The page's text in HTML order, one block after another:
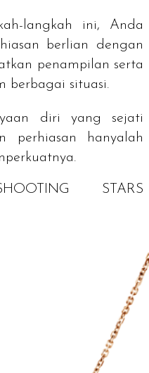
langkah ini, Anda
berlian dengan
penampilan serta
berbagai situasi.
diri yang sejati
perhiasan hanyalah
STARS